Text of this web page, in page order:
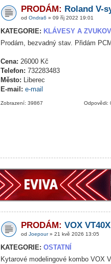
PRODÁM: Roland V-
od Ondra6 » 09 říj 2022 19:01
KATEGORIE: KLÁVESY A
Prodám, bezvadný stav. Přidám
Cena: 26000 Kč
Telefon: 732283483
Město: Liberec
E-mail: e-mail
Odpovědi:
Zobrazení: 39867
PRODÁM: VOX
od Joepour» 21 kvě 2026 13:05
KATEGORIE: OSTATNÍ
Kytarové modelingové kombo VOX